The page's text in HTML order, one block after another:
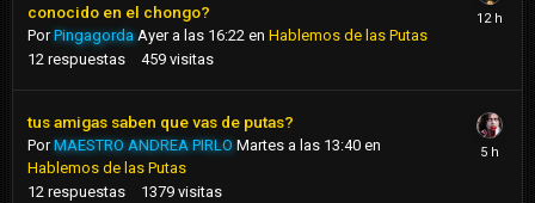
conocido en el chongo?
PorPingagorda Ayer a las 16:22 en Hablemos de las Putas
12 respuestas 459 visitas
tus amigas saben que vas de putas?
PorMAESTRO ANDREA PIRLO Martes a las 13:40 en
Hablemos de las Putas
12 respuestas 1379 visitas